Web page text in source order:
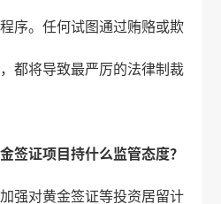
序。任何试图通过贿赂或欺
都将导致最严厉的法律制裁
签证项目持什么监管态度？
强对黄金签证等投资居留计